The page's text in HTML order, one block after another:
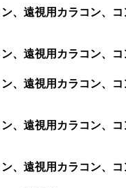
、遠視用カラコン、
、遠視用カラコン、
、遠視用カラコン、
、遠視用カラコン、
、遠視用カラコン、